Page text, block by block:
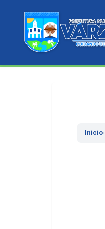
Início›